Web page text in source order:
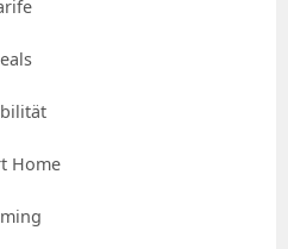
Home